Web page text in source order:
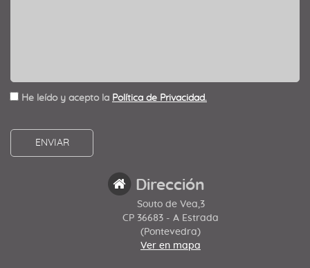
He leído y acepto la Política de Privacidad.
Dirección
Souto de Vea,3
CP 36683 - A Estrada
(Pontevedra)
Ver en mapa